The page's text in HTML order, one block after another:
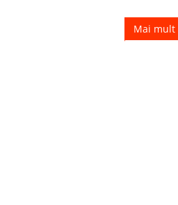
Mai mult